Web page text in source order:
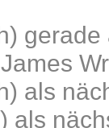
gerade
als
als